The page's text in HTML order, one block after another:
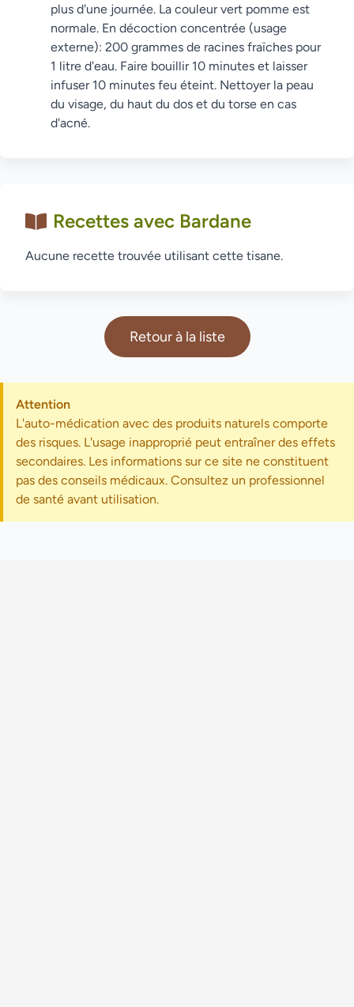
plus d'une journée. La couleur vert pomme est
normale. En décoction concentrée (usage
externe): 200 grammes de racines fraïches pour
1 litre d'eau. Faire bouillir 10 minutes et laisser
infuser 10 minutes feu éteint. Nettoyer la peau
du visage, du haut du dos et du torse en cas
d'acné.
Recettes avec Bardane
Aucune recette trouvée utilisant cette tisane.
Retour à la liste
Attention
L'auto-médication avec des produits naturels comporte
des risques. L'usage inapproprié peut entraîner des effets
secondaires. Les informations sur ce site ne constituent
pas des conseils médicaux. Consultez un professionnel
de santé avant utilisation.